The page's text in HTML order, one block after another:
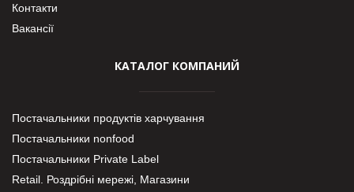
Контакти
Вакансії
КАТАЛОГ КОМПАНИЙ
Постачальники продуктів харчування
Постачальники nonfood
Постачальники Private Label
Retail. Роздрібні мережі, Магазини